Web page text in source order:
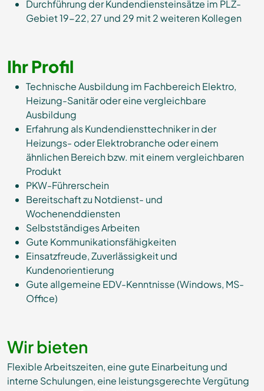
Durchführung der Kundendiensteinsätze im PLZ-
Gebiet 19-22, 27 und 29 mit 2 weiteren Kollegen
Ihr Profil
Technische Ausbildung im Fachbereich Elektro,
Heizung-Sanitär oder eine vergleichbare
Ausbildung
Erfahrung als Kundendiensttechniker in der
Heizungs- oder Elektrobranche oder einem
ähnlichen Bereich bzw. mit einem vergleichbaren
Produkt
PKW-Führerschein
Bereitschaft zu Notdienst- und
Wochenenddiensten
Selbstständiges Arbeiten
Gute Kommunikationsfähigkeiten
Einsatzfreude, Zuverlässigkeit und
Kundenorientierung
Gute allgemeine EDV-Kenntnisse (Windows, MS-
Office)
Wir bieten
Flexible Arbeitszeiten, eine gute Einarbeitung und
interne Schulungen, eine leistungsgerechte Vergütung